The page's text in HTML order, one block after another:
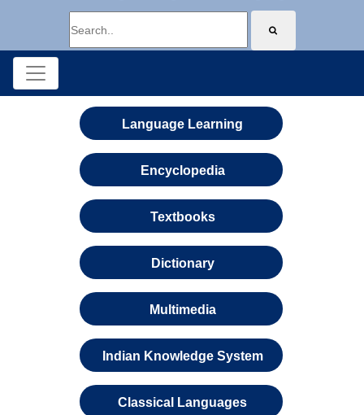
Language Learning
Encyclopedia
Textbooks
Dictionary
Multimedia
Indian Knowledge System
Classical Languages